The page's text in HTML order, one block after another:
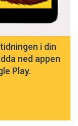
i din
ned appen
Play.